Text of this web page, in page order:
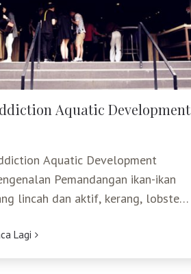
Aquatic Development
Aquatic Development
Aquatic Development
Pemandangan ikan-ikan
lincah dan aktif, kerang, lobster,
laut berenang
Lagi